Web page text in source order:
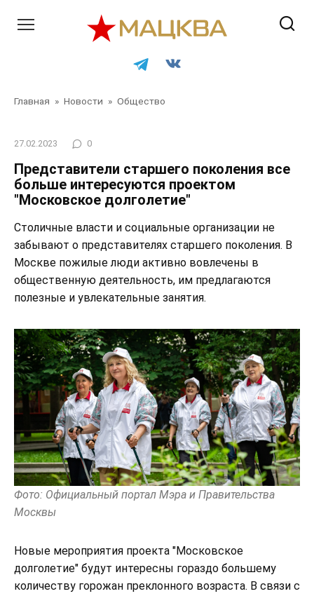
Главная » Новости » Общество
27.02.2023 0
Представители старшего поколения все
больше интересуются проектом
"Московское долголетие"
Столичные власти и социальные организации не
забывают о представителях старшего поколения. В
Москве пожилые люди активно вовлечены в
общественную деятельность, им предлагаются
полезные и увлекательные занятия.
Фото: Официальный портал Мэра и Правительства
Москвы
Новые мероприятия проекта "Московское
долголетие" будут интересны гораздо большему
количеству горожан преклонного возраста. В связи с